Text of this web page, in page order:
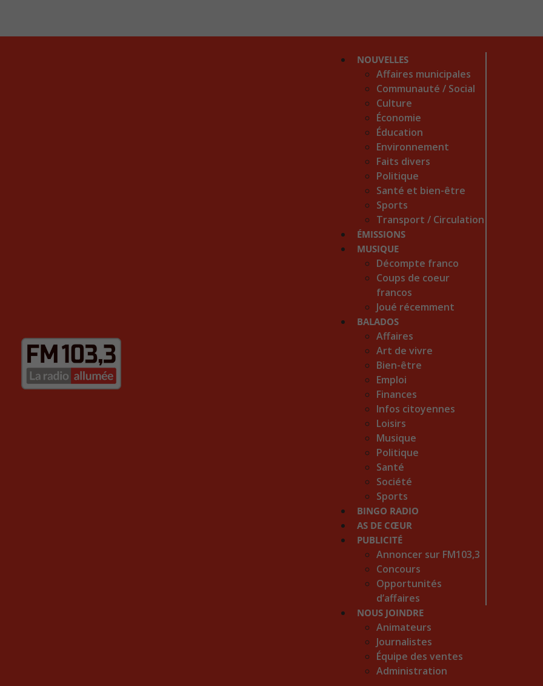
NOUVELLES
Affaires municipales
Communauté / Social
Culture
Économie
Éducation
Environnement
Faits divers
Politique
Santé et bien-être
Sports
Transport / Circulation
ÉMISSIONS
MUSIQUE
Décompte franco
Coups de coeur
francos
Joué récemment
BALADOS
Affaires
Art de vivre
Bien-être
Emploi
Finances
Infos citoyennes
Loisirs
Musique
Politique
Santé
Société
Sports
BINGO RADIO
AS DE CŒUR
PUBLICITÉ
Annoncer sur FM103,3
Concours
Opportunités
d’affaires
NOUS JOINDRE
Animateurs
Journalistes
Équipe des ventes
Administration